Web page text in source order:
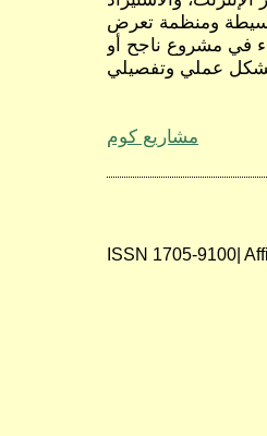
بسيطة ومنظمة تعرض
في مشروع ناجح أو
مشاريع كوم
ISSN 1705-9100|